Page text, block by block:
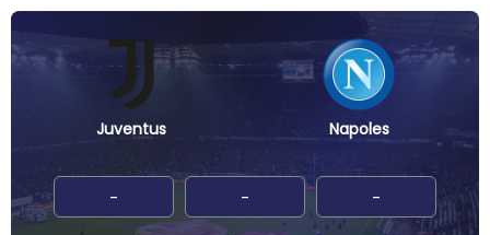
Juventus Napoles
- - -